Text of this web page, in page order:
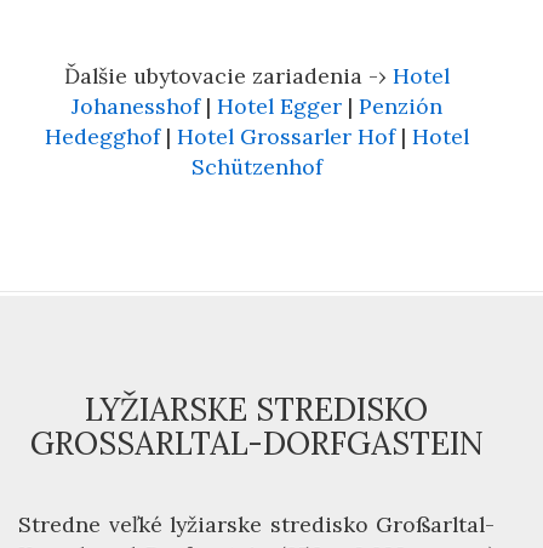
Ďalšie ubytovacie zariadenia -› Hotel
Johanesshof| Hotel Egger| Penzión
Hedegghof| Hotel Grossarler Hof| Hotel
Schützenhof
LYŽIARSKE STREDISKO
GROSSARLTAL-DORFGASTEIN
Stredne veľké lyžiarske stredisko Großarltal-